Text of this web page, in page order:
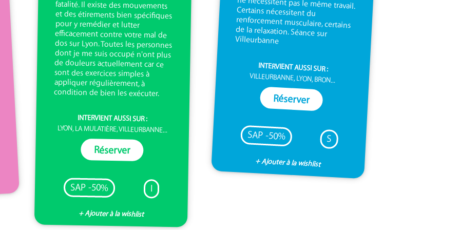
condition de bien les exécuter.
INTERVIENT AUSSI SUR :
LYON, LA MULATIÈRE, VILLEURBANNE...
Réserver
SAP -50% I
+ Ajouter à la wishlist
Villeurbanne
INTERVIENT AUSSI SUR :
VILLEURBANNE, LYON, BRON...
Réserver
SAP -50% S
+ Ajouter à la wishlist